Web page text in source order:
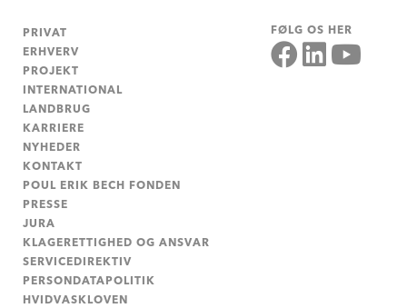
PRIVAT
ERHVERV
PROJEKT
INTERNATIONAL
LANDBRUG
KARRIERE
NYHEDER
KONTAKT
POUL ERIK BECH FONDEN
PRESSE
JURA
KLAGERETTIGHED OG ANSVAR
SERVICEDIREKTIV
PERSONDATAPOLITIK
HVIDVASKLOVEN
FØLG OS HER